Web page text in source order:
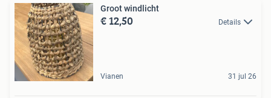
Groot windlicht
€ 12,50 Details
Vianen 31 jul 26